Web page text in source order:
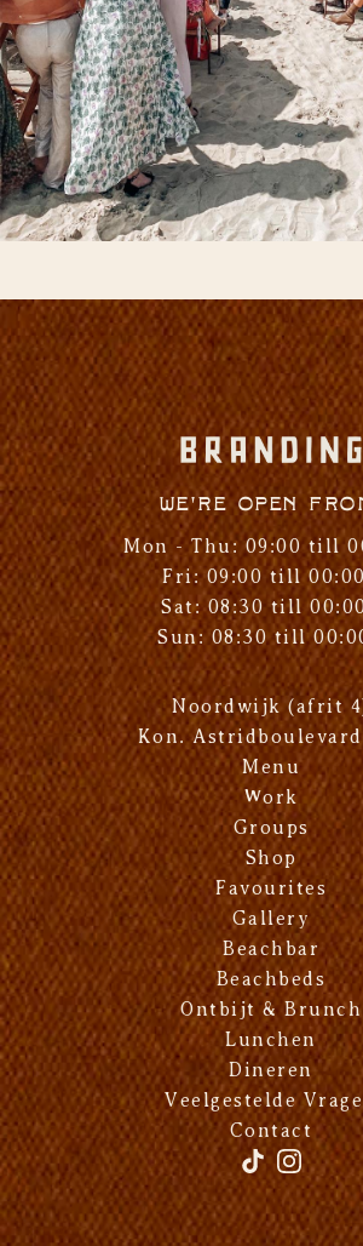
We're open
Mon - Thu: 09:00 till
Fri: 09:00 till
Sat: 08:30 till
Sun: 08:30 till
Noordwijk (afrit
Kon. Astridboulevard
Menu
Work
Groups
Shop
Favourites
Gallery
Beachbar
Beachbeds
Ontbijt & Brunch
Lunchen
Dineren
Veelgestelde
Contact